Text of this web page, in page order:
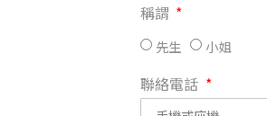
稱謂
先生 小姐
聯絡電話